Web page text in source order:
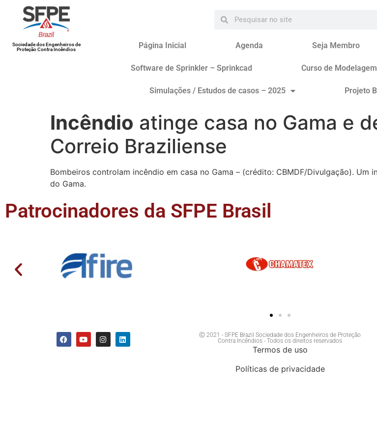
Sociedade dos Engenheiros de
Proteção Contra Incêndios
Página Inicial Agenda Seja Membro
Software de Sprinkler – Sprinkcad Curso de
Simulações / Estudos de casos – 2025 Projeto
Incêndio atinge casa no Gama e
Correio Braziliense
Bombeiros controlam incêndio em casa no Gama – (crédito: CBMDF/Divulgação). Um
do Gama.
Patrocinadores da SFPE Brasil
Ⓒ 2021 - SFPE Brazil Sociedade dos Engenheiros de Proteção
Contra Incêndios - Todos os direitos reservados
Termos de uso
Políticas de privacidade